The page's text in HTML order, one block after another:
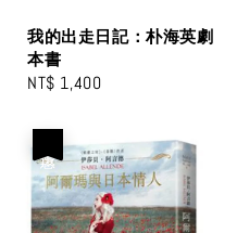
我的出走日記：朴海英劇
本書
Regular
NT$ 1,400